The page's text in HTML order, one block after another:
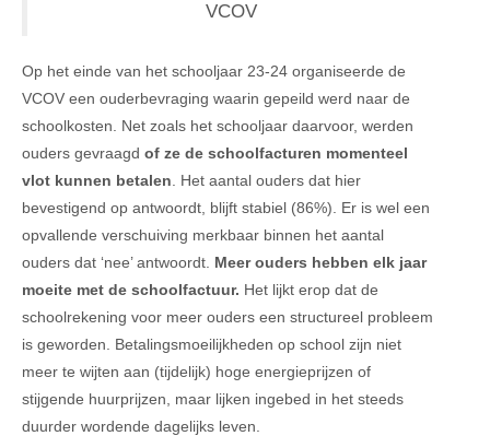
VCOV
Op het einde van het schooljaar 23-24 organiseerde de
VCOV een ouderbevraging waarin gepeild werd naar de
schoolkosten. Net zoals het schooljaar daarvoor, werden
ouders gevraagd of ze de schoolfacturen momenteel
vlot kunnen betalen . Het aantal ouders dat hier
bevestigend op antwoordt, blijft stabiel (86%). Er is wel een
opvallende verschuiving merkbaar binnen het aantal
ouders dat ‘nee’ antwoordt. Meer ouders hebben elk jaar
moeite met de schoolfactuur. Het lijkt erop dat de
schoolrekening voor meer ouders een structureel probleem
is geworden. Betalingsmoeilijkheden op school zijn niet
meer te wijten aan (tijdelijk) hoge energieprijzen of
stijgende huurprijzen, maar lijken ingebed in het steeds
duurder wordende dagelijks leven.